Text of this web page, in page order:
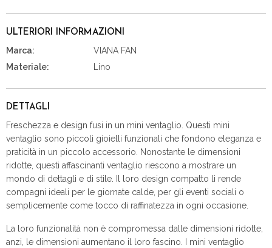
ULTERIORI INFORMAZIONI
Marca:
VIANA FAN
Materiale:
Lino
DETTAGLI
Freschezza e design fusi in un mini ventaglio. Questi mini
ventaglio sono piccoli gioielli funzionali che fondono eleganza e
praticità in un piccolo accessorio. Nonostante le dimensioni
ridotte, questi affascinanti ventaglio riescono a mostrare un
mondo di dettagli e di stile. Il loro design compatto li rende
compagni ideali per le giornate calde, per gli eventi sociali o
semplicemente come tocco di raffinatezza in ogni occasione.
La loro funzionalità non è compromessa dalle dimensioni ridotte,
anzi, le dimensioni aumentano il loro fascino. I mini ventaglio